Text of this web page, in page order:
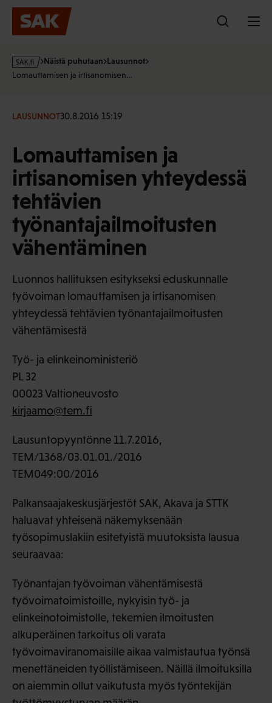
Hyppää
sisältöön
s
a
f
Näistä puhutaan Lausunnot
Lomauttamisen ja irtisanomisen…
LAUSUNNOT30.8.2016 15:19
Lomauttamisen ja
irtisanomisen yhteydessä
tehtävien
työnantajailmoitusten
vähentäminen
Luonnos hallituksen esitykseksi eduskunnalle
työvoiman lomauttamisen ja irtisanomisen
yhteydessä tehtävien työnantajailmoitusten
vähentämisestä
Työ- ja elinkeinoministeriö
PL 32
00023 Valtioneuvosto
kirjaamo@tem.fi
Lausuntopyyntönne 11.7.2016,
TEM/1368/03.01.01./2016
TEM049:00/2016
Palkansaajakeskusjärjestöt SAK, Akava ja STTK
haluavat yhteisenä näkemyksenään
työsopimuslakiin esitetyistä muutoksista lausua
seuraavaa:
Työnantajan työvoiman vähentämisestä
työvoimatoimistoille, nykyisin työ- ja
elinkeinotoimistolle, tekemien ilmoitusten
alkuperäinen tarkoitus oli varata
työvoimaviranomaisille aikaa valmistautua työnsä
menettäneiden työllistämiseen. Näillä ilmoituksilla
on aiemmin ollut vaikutusta myös työntekijän